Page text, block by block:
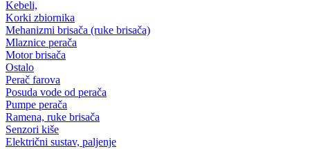
Kebeli,
Korki zbiornika
Mehanizmi brisača (ruke brisača)
Mlaznice perača
Motor brisača
Ostalo
Perač farova
Posuda vode od perača
Pumpe perača
Ramena, ruke brisača
Senzori kiše
Električni sustav, paljenje